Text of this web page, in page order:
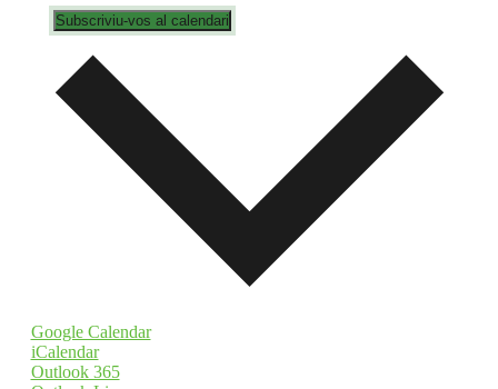
Subscriviu-vos al calendari
Google Calendar
iCalendar
Outlook 365